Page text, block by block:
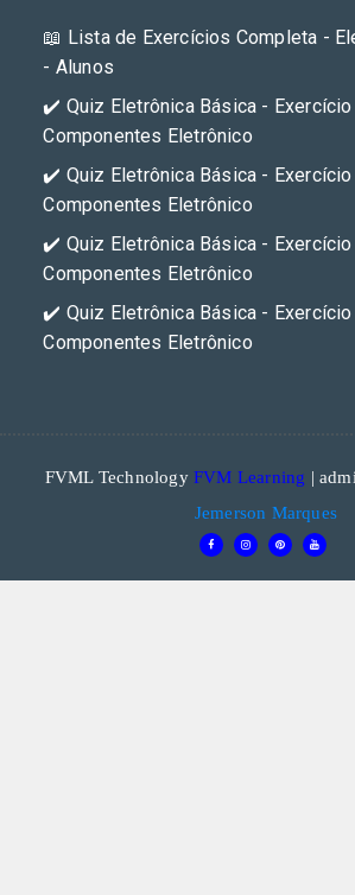
📖 Lista de Exercícios Completa -
- Alunos
✔️ Quiz Eletrônica Básica - Exercício
Componentes Eletrônico
✔️ Quiz Eletrônica Básica - Exercício
Componentes Eletrônico
✔️ Quiz Eletrônica Básica - Exercício
Componentes Eletrônico
✔️ Quiz Eletrônica Básica - Exercício
Componentes Eletrônico
FVML Technology FVM Learning |
Jemerson Marques